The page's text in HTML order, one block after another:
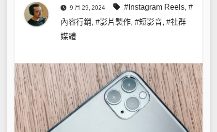
9 月 29, 2024 #Instagram Reels, #
內容行銷, #影片製作, #短影音, #社群
媒體